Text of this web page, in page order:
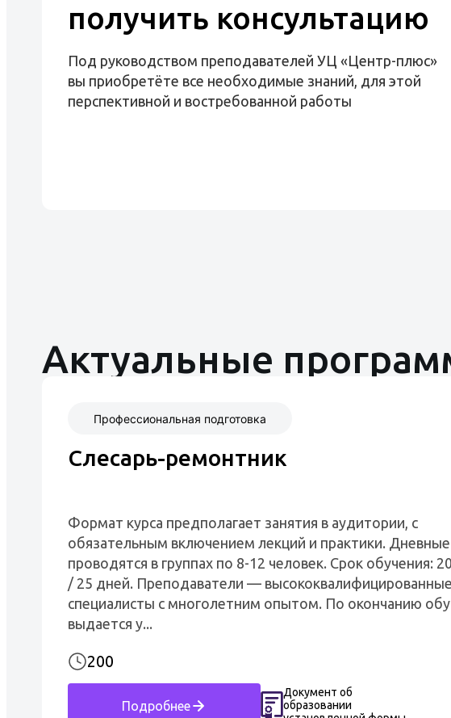
получить консультацию
Под руководством преподавателей УЦ «Центр-плюс»
вы приобретёте все необходимые знаний, для этой
перспективной и востребованной работы
Актуальные
Профессиональная подготовка
Слесарь-ремонтник
Формат курса предполагает занятия в аудитории, с
обязательным включением лекций и практики. Дневные
проводятся в группах по 8-12 человек. Срок обучения:
/ 25 дней. Преподаватели — высококвалифицированные
специалисты с многолетним опытом. По окончанию
выдается у...
200
Подробнее
Документ об
образовании